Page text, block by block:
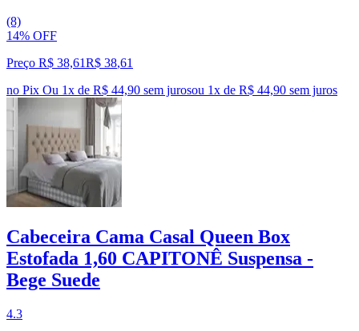
(8)
14% OFF
Preço R$ 38,61R$ 38,61
no Pix Ou 1x de R$ 44,90 sem jurosou 1x de R$ 44,90 sem juros
Cabeceira Cama Casal Queen Box
Estofada 1,60 CAPITONÊ Suspensa -
Bege Suede
4.3